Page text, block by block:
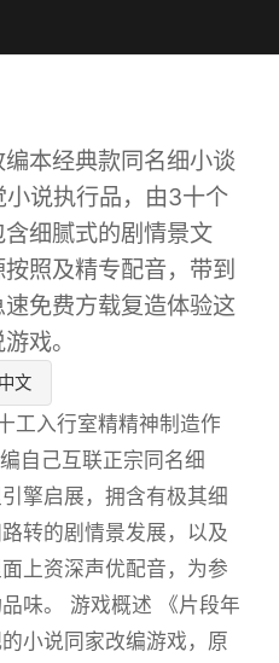
本经典款同名细小谈
说执行品，由3十个
细腻式的剧情景文
照及精专配音，带到
免费方载复造体验这
戏。
中文
工入行室精精神制造作
自己互联正宗同名细
擎启展，拥含有极其细
转的剧情景发展，以及
上资深声优配音，为参
味。 游戏概述 《片段年
小说同家改编游戏，原